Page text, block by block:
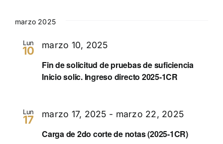
marzo 2025
Lun
10
Fin de solicitud de pruebas de suficiencia
Inicio solic. Ingreso directo 2025-1CR
marzo 10, 2025
Lun
17
Carga de 2do corte de notas (2025-1CR)
marzo 17, 2025 - marzo 22, 2025